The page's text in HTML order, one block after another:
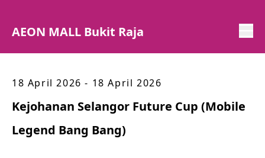
AEON MALL Bukit Raja
18 April 2026 - 18 April 2026
Kejohanan Selangor Future Cup (Mobile
Legend Bang Bang)